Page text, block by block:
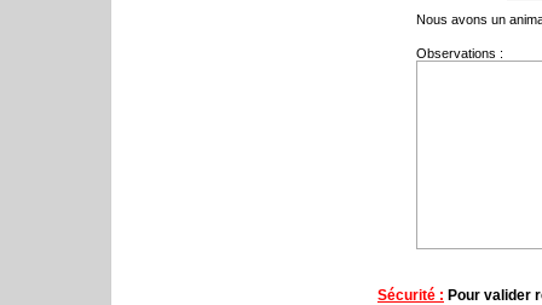
Nous avons un
Observations :
Sécurité : Pour valider